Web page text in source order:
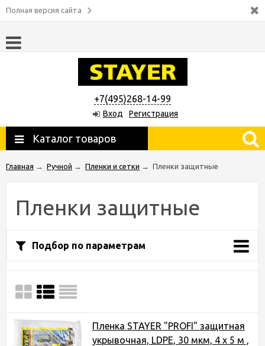
Полная версия сайта
+7(495)268-14-99
Вход Регистрация
Каталог товаров
Главная → Ручной → Пленки и сетки → Пленки защитные
Пленки защитные
Подбор по параметрам
Пленка STAYER "PROFI" защитная
укрывочная, LDPE, 30 мкм, 4 х 5 м ,